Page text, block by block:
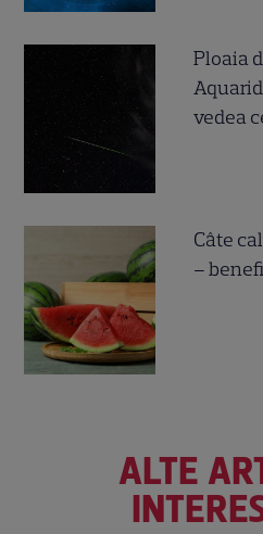
Ploaia
vedea
Câte
–
ALTE